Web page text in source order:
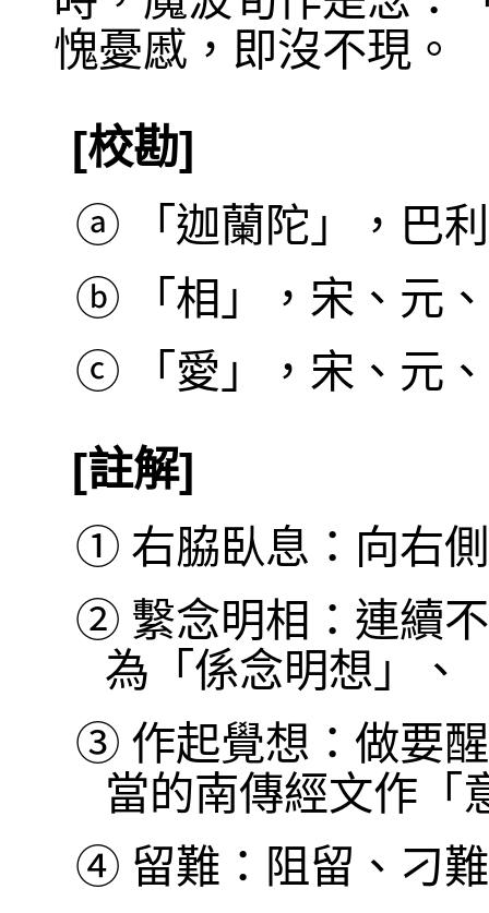
愧憂慼，即沒不現。
[校勘]
ⓐ
「迦蘭陀」，巴
ⓑ
「相」，宋、元
ⓒ
「愛」，宋、元
[註解]
① 右脇臥息：向右
② 繫念明相：連續
為「係念明想」、
③ 作起覺想：做要
當的南傳經文作「
④ 留難：阻留、刁